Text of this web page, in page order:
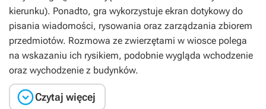
kierunku). Ponadto, gra wykorzystuje ekran dotykowy do
pisania wiadomości, rysowania oraz zarządzania zbiorem
przedmiotów. Rozmowa ze zwierzętami w wiosce polega
na wskazaniu ich rysikiem, podobnie wygląda wchodzenie
oraz wychodzenie z budynków.
Czytaj więcej